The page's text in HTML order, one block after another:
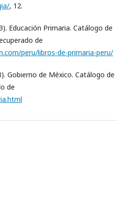
, 12.
Educación Primaria. Catálogo de
de
peru/libros-de-primaria-peru/
Gobierno de México. Catálogo de
de